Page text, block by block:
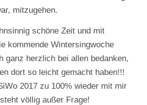
mitzugehen.
schöne Zeit und mit
kommende Wintersingwoche
ganz herzlich bei allen bedanken,
dort so leicht gemacht haben!!!
2017 zu 100% wieder mit mir
völlig außer Frage!